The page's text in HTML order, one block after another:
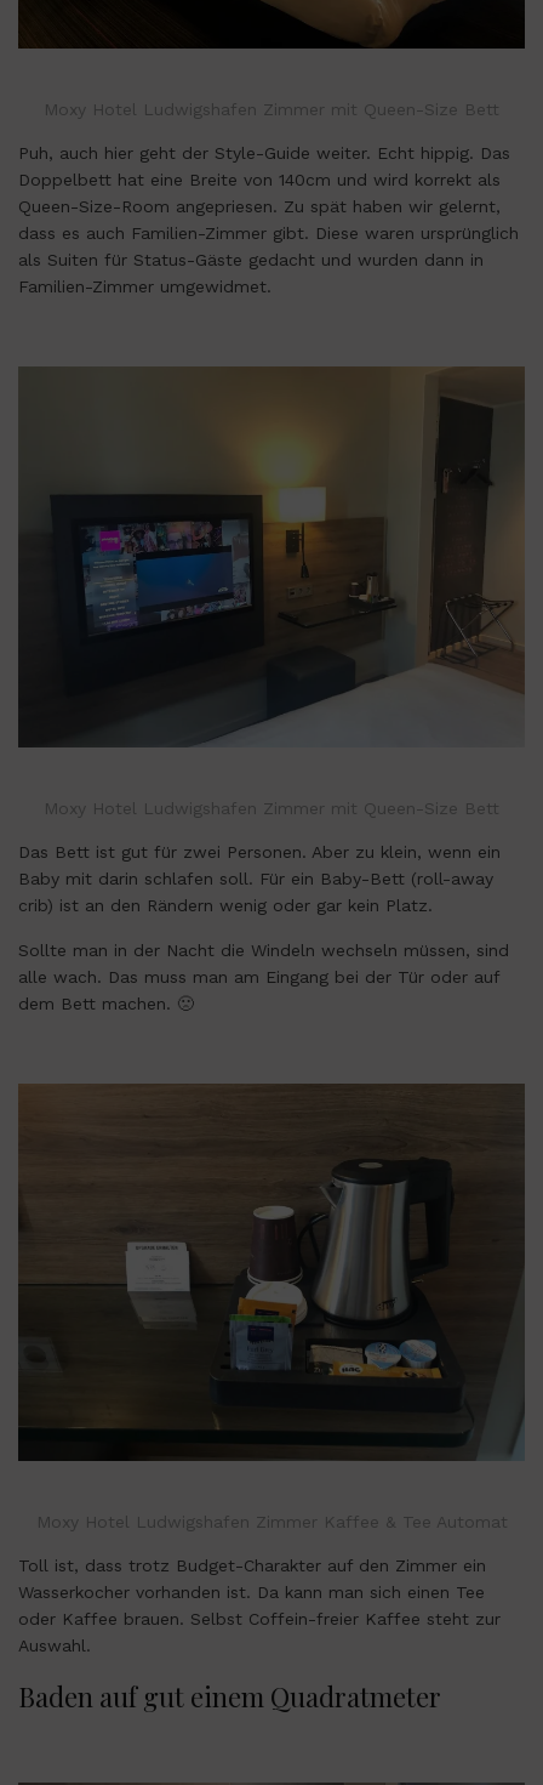
Moxy Hotel Ludwigshafen Zimmer mit Queen-Size Bett
Puh, auch hier geht der Style-Guide weiter. Echt hippig. Das
Doppelbett hat eine Breite von 140cm und wird korrekt als
Queen-Size-Room angepriesen. Zu spät haben wir gelernt,
dass es auch Familien-Zimmer gibt. Diese waren ursprünglich
als Suiten für Status-Gäste gedacht und wurden dann in
Familien-Zimmer umgewidmet.
Moxy Hotel Ludwigshafen Zimmer mit Queen-Size Bett
Das Bett ist gut für zwei Personen. Aber zu klein, wenn ein
Baby mit darin schlafen soll. Für ein Baby-Bett (roll-away
crib) ist an den Rändern wenig oder gar kein Platz.
Sollte man in der Nacht die Windeln wechseln müssen, sind
alle wach. Das muss man am Eingang bei der Tür oder auf
dem Bett machen. 🙁
Moxy Hotel Ludwigshafen Zimmer Kaffee & Tee Automat
Toll ist, dass trotz Budget-Charakter auf den Zimmer ein
Wasserkocher vorhanden ist. Da kann man sich einen Tee
oder Kaffee brauen. Selbst Coffein-freier Kaffee steht zur
Auswahl.
Baden auf gut einem Quadratmeter